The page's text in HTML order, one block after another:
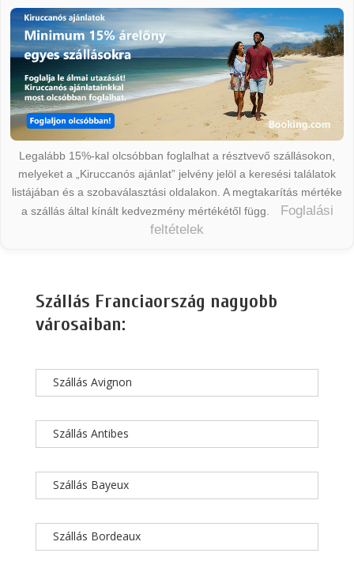
Legalább 15%-kal olcsóbban foglalhat a résztvevő szállásokon,
melyeket a „Kiruccanós ajánlat” jelvény jelöl a keresési találatok
listájában és a szobaválasztási oldalakon. A megtakarítás mértéke
a szállás által kínált kedvezmény mértékétől függ.
Foglalási
feltételek
Szállás Franciaország nagyobb
városaiban:
Szállás Avignon
Szállás Antibes
Szállás Bayeux
Szállás Bordeaux